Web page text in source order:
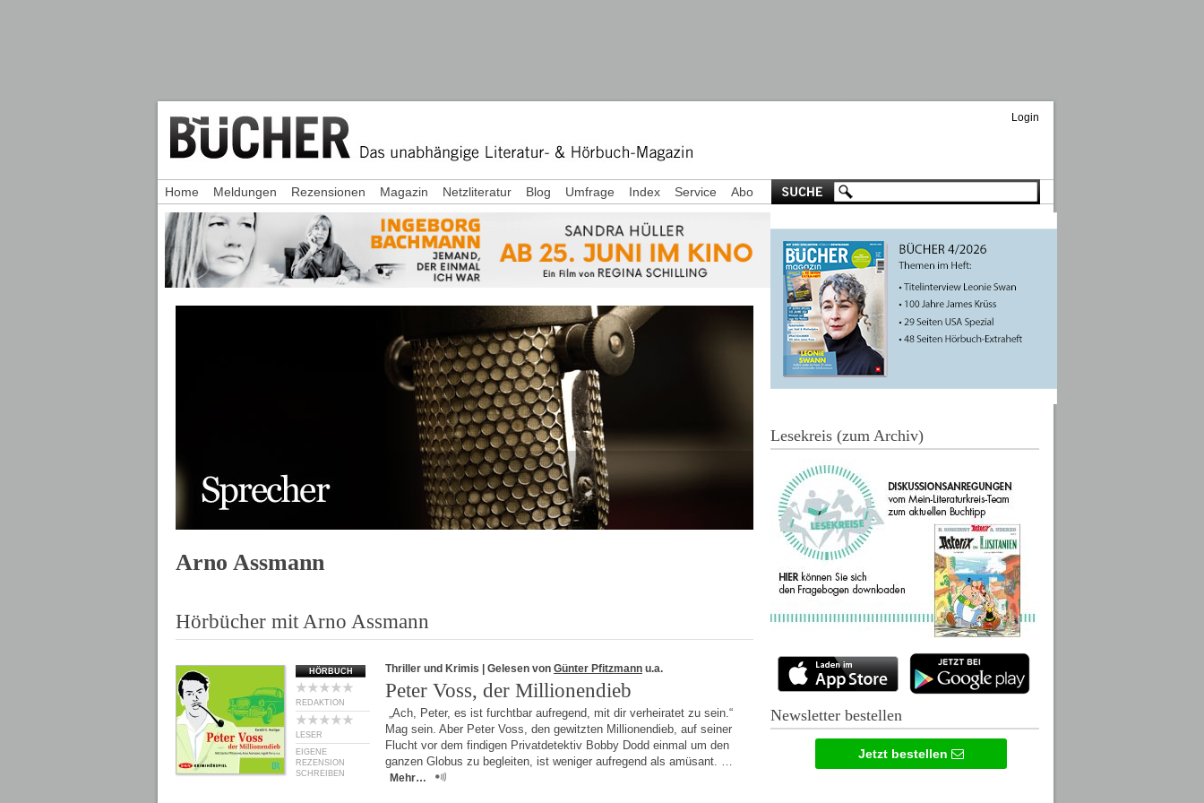
Login
Arno Assmann
Hörbücher mit Arno Assmann
HÖRBUCH
REDAKTION
LESER
EIGENE
REZENSION
SCHREIBEN
Thriller und Krimis | Gelesen von Günter Pfitzmann u.a.
Peter Voss, der Millionendieb
„Ach, Peter, es ist furchtbar aufregend, mit dir verheiratet zu sein.“
Mag sein. Aber Peter Voss, den gewitzten Millionendieb, auf seiner
Flucht vor dem findigen Privatdetektiv Bobby Dodd einmal um den
ganzen Globus zu begleiten, ist weniger aufregend als amüsant. …
Mehr…
Home Meldungen Rezensionen Magazin Netzliteratur Blog Umfrage Index Service Abo
Lesekreis (zum Archiv)
Newsletter bestellen
Jetzt bestellen